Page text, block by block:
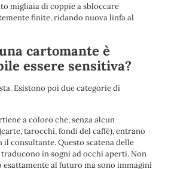
migliaia di coppie a sbloccare
finite, ridando nuova linfa al
cartomante è
essere sensitiva?
Esistono poi due categorie di
a coloro che, senza alcun
tarocchi, fondi del caffè), entrano
consultante. Questo scatena delle
in sogni ad occhi aperti. Non
al futuro ma sono immagini